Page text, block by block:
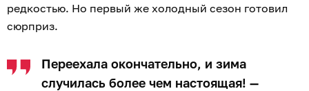
редкостью. Но первый же холодный сезон готовил
сюрприз.
Переехала окончательно, и зима
случилась более чем настоящая! —